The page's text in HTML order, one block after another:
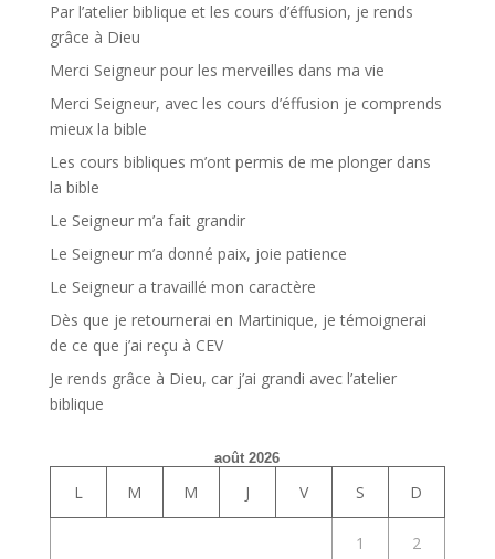
Par l’atelier biblique et les cours d’éffusion, je rends
grâce à Dieu
Merci Seigneur pour les merveilles dans ma vie
Merci Seigneur, avec les cours d’éffusion je comprends
mieux la bible
Les cours bibliques m’ont permis de me plonger dans
la bible
Le Seigneur m’a fait grandir
Le Seigneur m’a donné paix, joie patience
Le Seigneur a travaillé mon caractère
Dès que je retournerai en Martinique, je témoignerai
de ce que j’ai reçu à CEV
Je rends grâce à Dieu, car j’ai grandi avec l’atelier
biblique
août 2026
L M M J V S D
1 2